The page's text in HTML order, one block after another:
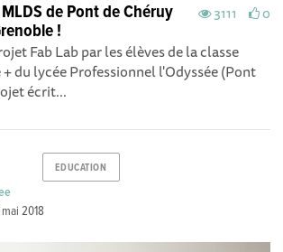
3111 0
de Pont de Chéruy
!
Fab Lab par les élèves de la classe
du lycée Professionnel l'Odyssée (Pont
écrit...
EDUCATION
2018